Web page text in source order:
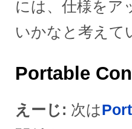
には、仕様をア
いかなと考えて
Portable
えーじ 次は